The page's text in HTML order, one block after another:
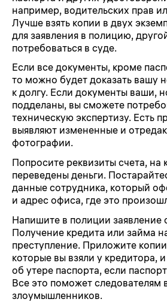
например, водительских прав
Лучше взять копии в двух
для заявления в полицию,
потребоваться в суде.
Если все документы, кроме
то можно будет доказать вашу
к долгу. Если документы ваши,
подделаны, вы сможете
техническую экспертизу. Есть
выявляют измененные и
фотографии.
Попросите реквизиты счета, на
переведены деньги.
данные сотрудника, который
и адрес офиса, где это
Напишите в полиции заявление
Получение кредита или займа
преступление. Приложите
которые вы взяли у кредитора,
об утере паспорта, если
Все это поможет следователям
злоумышленников.